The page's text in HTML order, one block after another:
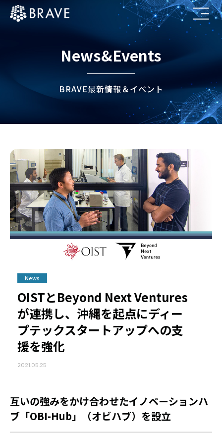
News&Events
BRAVE最新情報＆イベント
News
OISTとBeyond Next Ventures
が連携し、沖縄を起点にディー
プテックスタートアップへの支
援を強化
2021.05.25
互いの強みをかけ合わせたイノベーションハ
ブ「OBI-Hub」（オビハブ）を設立